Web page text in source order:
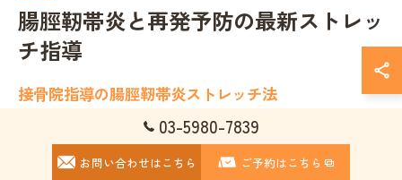
腸脛靭帯炎と再発予防の最新ストレッ
チ指導
接骨院指導の腸脛靭帯炎ストレッチ法
腸脛靭帯炎の改善には、接骨院での専門的なストレッチ
指導が重要です。靭帯や筋肉の緊張を的確に把握し、痛
03-5980-7839
お問い合わせはこちら ご予約はこちら